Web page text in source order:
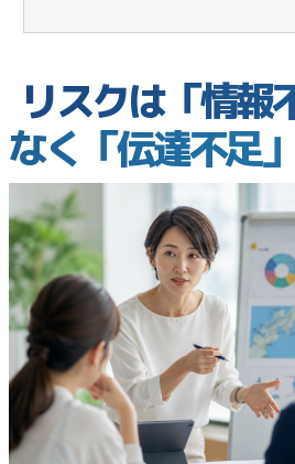
リスクは「情報
なく「伝達不足